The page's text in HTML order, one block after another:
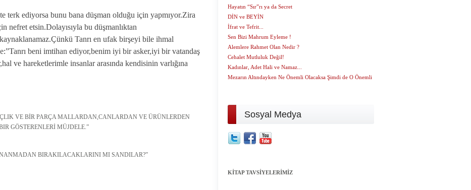
terk ediyorsa bunu bana düşman olduğu için yapmıyor.Zira
nefret etsin.Dolayısıyla bu düşmanlıktan
Tanrı en ufak birşeyi bile ihmal
beni imtihan ediyor,benim iyi bir asker,iyi bir vatandaş
ve hareketlerimle insanlar arasında kendisinin varlığına
VE BİR PARÇA MALLARDAN,CANLARDAN VE ÜRÜNLERDEN
GÖSTERENLERİ MÜJDELE.”
BIRAKILACAKLARINI MI SANDILAR?”
Hayatın “Sır”rı ya da Secret
DİN ve BEYİN
İfrat ve Tefrit...
Sen Bizi Mahrum Eyleme !
Alemlere Rahmet Olan Nedir ?
Cehalet Mutluluk Değil!
Kadınlar, Adet Hali ve Namaz...
Mezarın Altındayken Ne Önemli Olacaksa Şimdi de O Önemli
Sosyal Medya
KİTAP TAVSİYELERİMİZ